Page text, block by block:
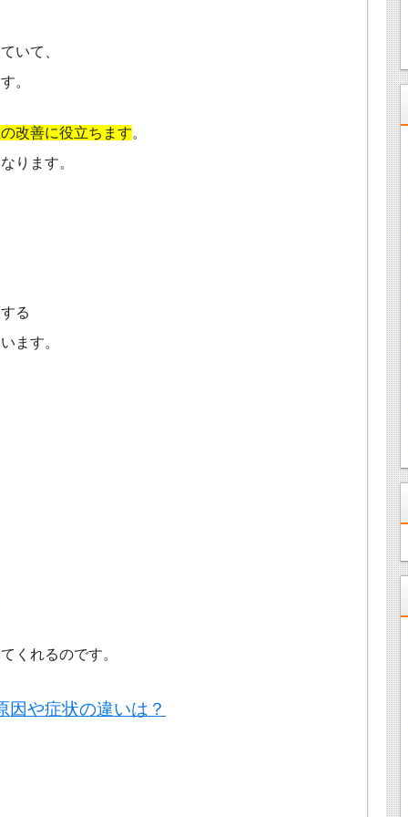
いて、
。
改善に役立ちます。
ります。
る
ます。
くれるのです。
因や症状の違いは？